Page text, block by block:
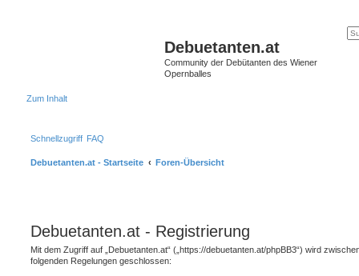
Debuetanten.at
Community der Debütanten des Wiener
Opernballes
Zum Inhalt
Schnellzugriff FAQ
Debuetanten.at - Startseite Foren-Übersicht
Debuetanten.at - Registrierung
Mit dem Zugriff auf „Debuetanten.at“ („https://debuetanten.at/phpBB3“) wird
folgenden Regelungen geschlossen: